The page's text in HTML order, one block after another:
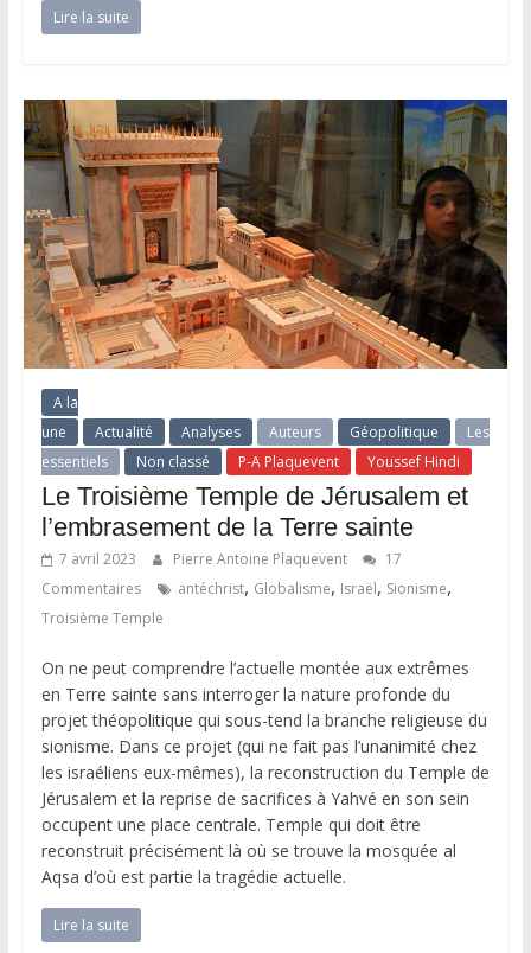
Lire la suite
A la
une
Actualité Analyses Auteurs Géopolitique
Les
essentiels
Non classé P-A Plaquevent Youssef Hindi
Le Troisième Temple de Jérusalem et
l’embrasement de la Terre sainte
7 avril 2023 Pierre Antoine Plaquevent
17
Commentaires
antéchrist, Globalisme, Israël, Sionisme,
Troisième Temple
On ne peut comprendre l’actuelle montée aux extrêmes
en Terre sainte sans interroger la nature profonde du
projet théopolitique qui sous-tend la branche religieuse du
sionisme. Dans ce projet (qui ne fait pas l’unanimité chez
les israéliens eux-mêmes), la reconstruction du Temple de
Jérusalem et la reprise de sacrifices à Yahvé en son sein
occupent une place centrale. Temple qui doit être
reconstruit précisément là où se trouve la mosquée al
Aqsa d’où est partie la tragédie actuelle.
Lire la suite